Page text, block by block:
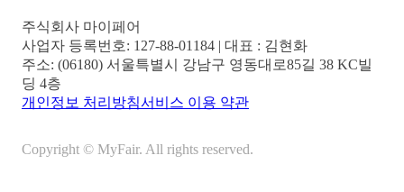
주식회사 마이페어
사업자 등록번호: 127-88-01184 | 대표 : 김현화
주소: (06180) 서울특별시 강남구 영동대로85길 38 KC빌
딩 4층
개인정보 처리방침서비스 이용 약관
Copyright © MyFair. All rights reserved.